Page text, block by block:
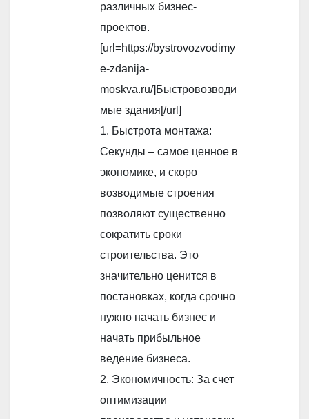
различных бизнес-
проектов.
[url=https://bystrovozvodimy
e-zdanija-
moskva.ru/]Быстровозводи
мые здания[/url]
1. Быстрота монтажа:
Секунды – самое ценное в
экономике, и скоро
возводимые строения
позволяют существенно
сократить сроки
строительства. Это
значительно ценится в
постановках, когда срочно
нужно начать бизнес и
начать прибыльное
ведение бизнеса.
2. Экономичность: За счет
оптимизации